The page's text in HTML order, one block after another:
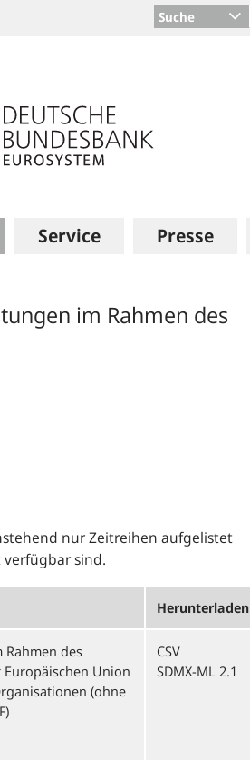
Suche
Service Presse
im Rahmen des
nur Zeitreihen aufgelistet
sind.
Herunterladen
Rahmen des
Europäischen Union
(ohne
CSV
SDMX-ML 2.1